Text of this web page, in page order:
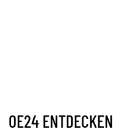
OE24 ENTDECKEN